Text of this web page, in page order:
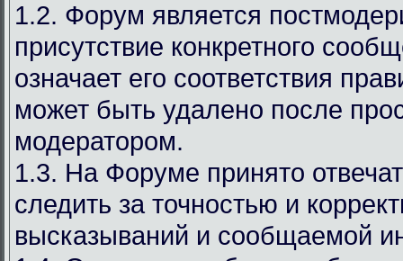
1.2. Форум является
присутствие конкретного
означает его соответствия
может быть удалено после
модератором.
1.3. На Форуме принято
следить за точностью и
высказываний и сообщаемой